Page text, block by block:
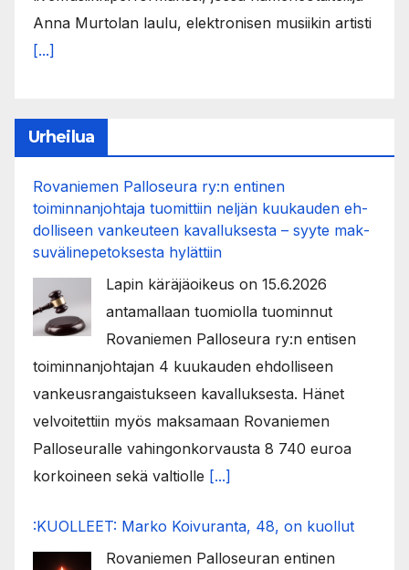
Anna Murtolan laulu, elektronisen musiikin artisti
[...]
Urheilua
Rovaniemen Palloseura ry:n entinen
toiminnanjohtaja tuo­mit­tiin neljän kuu­kau­den eh­
dol­li­seen van­keu­teen ka­val­luk­ses­ta – syyte mak­
su­vä­li­ne­pe­tok­ses­ta hy­lät­tiin
Lapin käräjäoikeus on 15.6.2026
antamallaan tuomiolla tuominnut
Rovaniemen Palloseura ry:n entisen
toiminnanjohtajan 4 kuukauden ehdolliseen
vankeusrangaistukseen kavalluksesta. Hänet
velvoitettiin myös maksamaan Rovaniemen
Palloseuralle vahingonkorvausta 8 740 euroa
korkoineen sekä valtiolle [...]
:KUOLLEET: Marko Koivuranta, 48, on kuollut
Rovaniemen Palloseuran entinen